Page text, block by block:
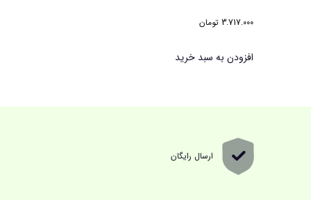
3.717.000 تومان
افزودن به سبد خرید
ارسال رایگان